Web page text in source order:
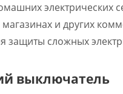
электрических
магазинах и других
защиты сложных
выключатель